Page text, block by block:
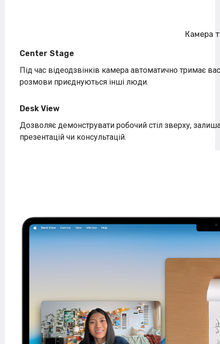
Камера
Center Stage
Під час відеодзвінків камера автоматично тримає
розмови приєднуються інші люди.
Desk View
Дозволяє демонструвати робочий стіл зверху,
презентацій чи консультацій.